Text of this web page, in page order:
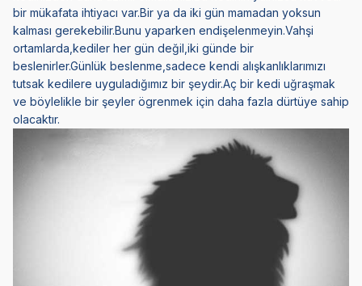
bir mükafata ihtiyacı var.Bir ya da iki gün mamadan yoksun
kalması gerekebilir.Bunu yaparken endişelenmeyin.Vahşi
ortamlarda,kediler her gün değil,iki günde bir
beslenirler.Günlük beslenme,sadece kendi alışkanlıklarımızı
tutsak kedilere uyguladığımız bir şeydir.Aç bir kedi uğraşmak
ve böylelikle bir şeyler ögrenmek için daha fazla dürtüye sahip
olacaktır.